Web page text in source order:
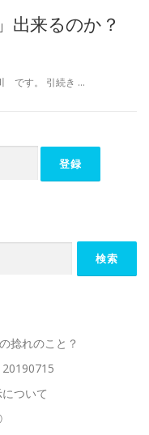
出来るのか？
です。 引続き …
捻れのこと？
ついて